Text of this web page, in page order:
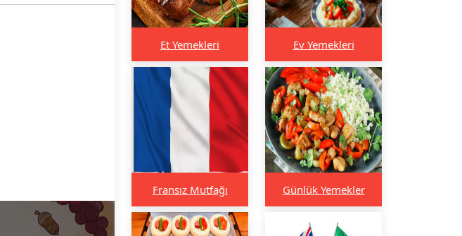
Et Yemekleri Ev Yemekleri
Fransız Mutfağı Günlük Yemekler